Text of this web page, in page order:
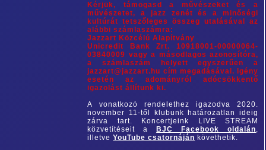
Kérjük, támogasd a művészeket és a
művészetet, a jazz zenét és a minőségi
kultúrát tetszőleges összeg utalásával az
alábbi számlaszámra:
Jazzart Közcélú Alapítvány
Unicredit Bank Zrt. 10918001-00000064-
03840009 vagy a másodlagos azonosítóra,
a számlaszám helyett egyszerűen a
jazzart@jazzart.hu cím megadásával. Igény
esetén az adományról adócsökkentő
igazolást állítunk ki.
A vonatkozó rendelethez igazodva 2020.
november 11-től klubunk határozatlan ideig
zárva tart. Koncertjeink LIVE STREAM
közvetítéseit a
BJC Facebook oldalán,
illetveYouTube csatornáján követhetik.